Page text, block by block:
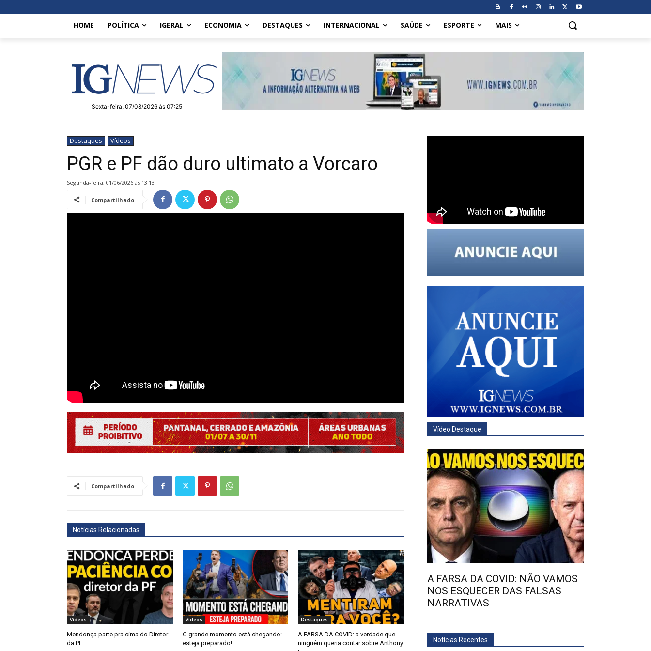
HOME POLÍTICA IGERAL ECONOMIA DESTAQUES INTERNACIONAL SAÚDE ESPORTE MAIS
Sexta-feira, 07/08/2026 às 07:25
Destaques Vídeos
PGR e PF dão duro ultimato a Vorcaro
segunda-feira, 01/06/2026 ás 13:13
Compartilhado
Compartilhado
Notícias Relacionadas
Vídeos
Mendonça parte pra cima do Diretor
da PF
Vídeos
O grande momento está chegando:
esteja preparado!
Destaques
A FARSA DA COVID: a verdade que
ninguém queria contar sobre Anthony
Vídeo Destaque
A FARSA DA COVID: NÃO VAMOS
NOS ESQUECER DAS FALSAS
NARRATIVAS
Notícias Recentes